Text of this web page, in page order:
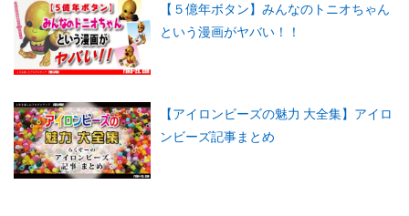
【５億年ボタン】みんなのトニオちゃん
という漫画がヤバい！！
【アイロンビーズの魅力 大全集】アイロ
ンビーズ記事まとめ